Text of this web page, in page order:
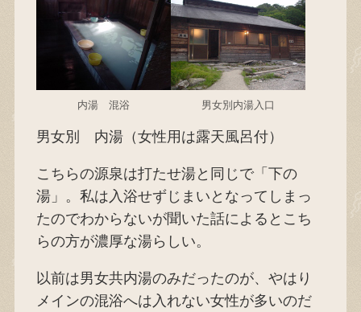
内湯 混浴 男女別内湯入口
男女別 内湯（女性用は露天風呂付）
こちらの源泉は打たせ湯と同じで「下の
湯」。私は入浴せずじまいとなってしまっ
たのでわからないが聞いた話によるとこち
らの方が濃厚な湯らしい。
以前は男女共内湯のみだったのが、やはり
メインの混浴へは入れない女性が多いのだ